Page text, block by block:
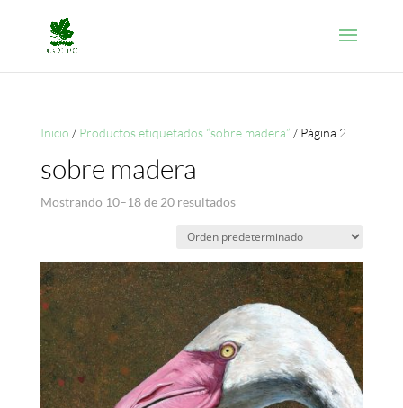
Inicio / Productos etiquetados “sobre madera” / Página 2
sobre madera
Mostrando 10–18 de 20 resultados